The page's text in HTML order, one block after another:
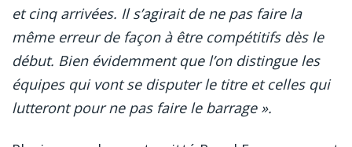
et cinq arrivées. Il s’agirait de ne pas faire la
même erreur de façon à être compétitifs dès le
début. Bien évidemment que l’on distingue les
équipes qui vont se disputer le titre et celles qui
lutteront pour ne pas faire le barrage ».